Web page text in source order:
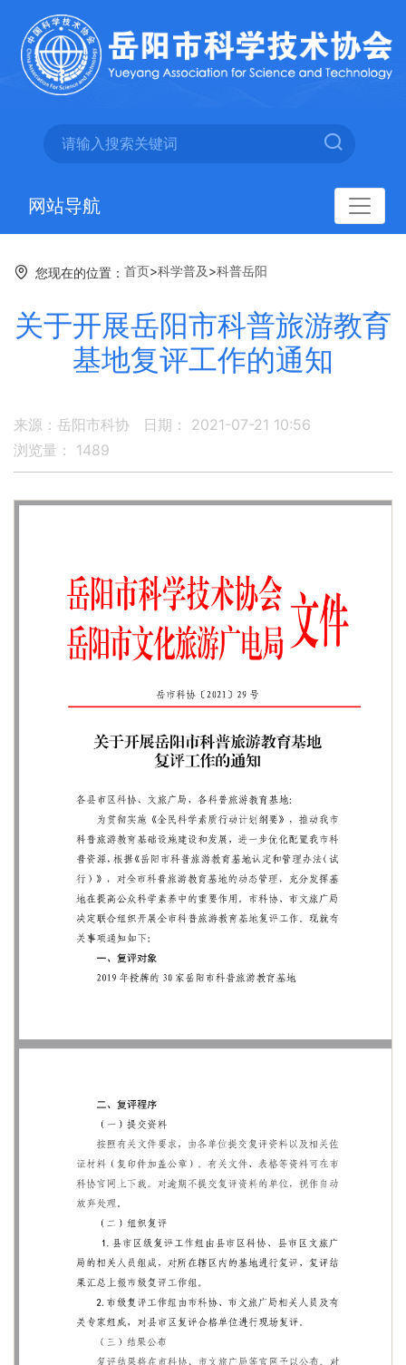
网站导航
您现在的位置： 首页>科学普及>科普岳阳
关于开展岳阳市科普旅游教育
基地复评工作的通知
来源：岳阳市科协
日期： 2021-07-21 10:56
浏览量： 1489